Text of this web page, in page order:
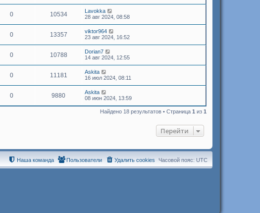
0 10534
Lavokka
28 авг 2024, 08:58
0 13357
viktor964
23 авг 2024, 16:52
0 10788
Dorian7
14 авг 2024, 12:55
0 11181
Askita
16 июл 2024, 08:11
0 9880
Askita
08 июн 2024, 13:59
Найдено 18 результатов • Страница 1 из 1
Перейти
Часовой пояс: UTC
Удалить cookies
Пользователи
Наша команда